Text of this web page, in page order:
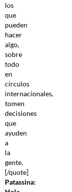
los
que
pueden
hacer
algo,
sobre
todo
en
círculos
internacionales,
tomen
decisiones
que
ayuden
a
la
gente.
[/quote]
Patassina: